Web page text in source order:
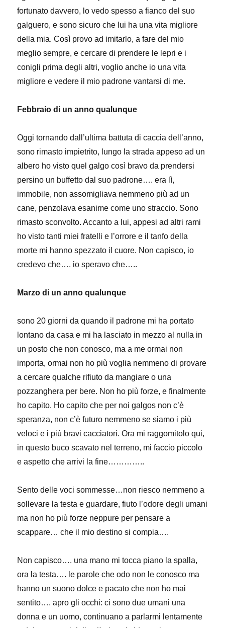
fortunato davvero, lo vedo spesso a fianco del suo
galguero, e sono sicuro che lui ha una vita migliore
della mia. Così provo ad imitarlo, a fare del mio
meglio sempre, e cercare di prendere le lepri e i
conigli prima degli altri, voglio anche io una vita
migliore e vedere il mio padrone vantarsi di me.
Febbraio di un anno qualunque
Oggi tornando dall’ultima battuta di caccia dell’anno,
sono rimasto impietrito, lungo la strada appeso ad un
albero ho visto quel galgo così bravo da prendersi
persino un buffetto dal suo padrone…. era lì,
immobile, non assomigliava nemmeno più ad un
cane, penzolava esanime come uno straccio. Sono
rimasto sconvolto. Accanto a lui, appesi ad altri rami
ho visto tanti miei fratelli e l’orrore e il tanfo della
morte mi hanno spezzato il cuore. Non capisco, io
credevo che…. io speravo che…..
Marzo di un anno qualunque
sono 20 giorni da quando il padrone mi ha portato
lontano da casa e mi ha lasciato in mezzo al nulla in
un posto che non conosco, ma a me ormai non
importa, ormai non ho più voglia nemmeno di provare
a cercare qualche rifiuto da mangiare o una
pozzanghera per bere. Non ho più forze, e finalmente
ho capito. Ho capito che per noi galgos non c’è
speranza, non c’è futuro nemmeno se siamo i più
veloci e i più bravi cacciatori. Ora mi raggomitolo qui,
in questo buco scavato nel terreno, mi faccio piccolo
e aspetto che arrivi la fine…………..
Sento delle voci sommesse…non riesco nemmeno a
sollevare la testa e guardare, fiuto l’odore degli umani
ma non ho più forze neppure per pensare a
scappare… che il mio destino si compia….
Non capisco…. una mano mi tocca piano la spalla,
ora la testa…. le parole che odo non le conosco ma
hanno un suono dolce e pacato che non ho mai
sentito…. apro gli occhi: ci sono due umani una
donna e un uomo, continuano a parlarmi lentamente